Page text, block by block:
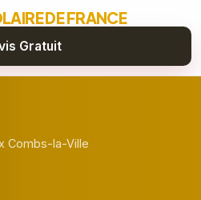
DE FRANCE
Gratuit
Combs-la-Ville